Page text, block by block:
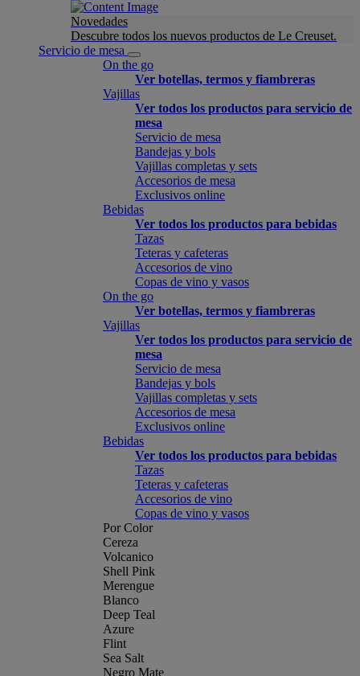
Novedades
Descubre todos los nuevos productos de Le Creuset.
Servicio de mesa
On the go
Ver botellas, termos y fiambreras
Vajillas
Ver todos los productos para servicio de
mesa
Servicio de mesa
Bandejas y bols
Vajillas completas y sets
Accesorios de mesa
Exclusivos online
Bebidas
Ver todos los productos para bebidas
Tazas
Teteras y cafeteras
Accesorios de vino
Copas de vino y vasos
On the go
Ver botellas, termos y fiambreras
Vajillas
Ver todos los productos para servicio de
mesa
Servicio de mesa
Bandejas y bols
Vajillas completas y sets
Accesorios de mesa
Exclusivos online
Bebidas
Ver todos los productos para bebidas
Tazas
Teteras y cafeteras
Accesorios de vino
Copas de vino y vasos
Por Color
Cereza
Volcanico
Shell Pink
Merengue
Blanco
Deep Teal
Azure
Flint
Sea Salt
Negro Mate